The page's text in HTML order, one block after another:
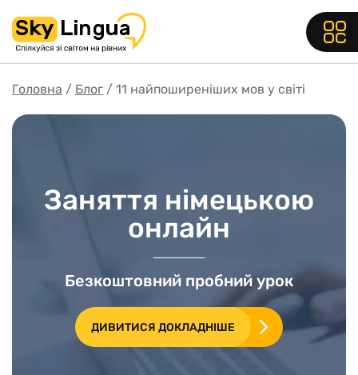
Головна Блог 11 найпоширеніших мов у світі
Заняття німецькою
онлайн
Безкоштовний пробний урок
ДИВИТИСЯ ДОКЛАДНІШЕ